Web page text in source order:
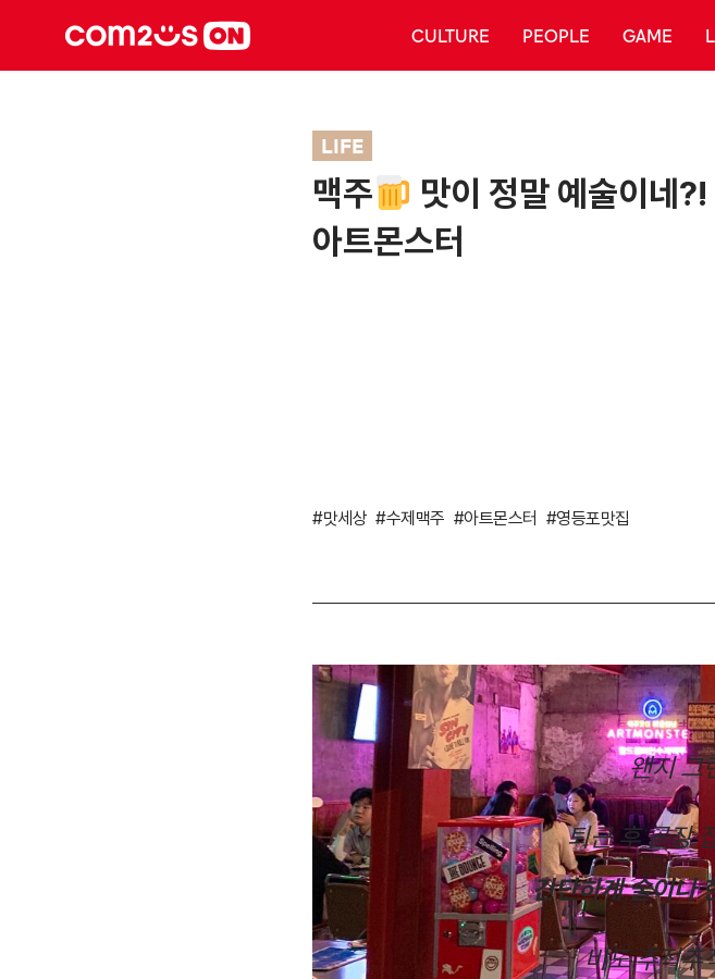
CULTURE PEOPLE GAME
LIFE
맥주
맛이 정말 예술이네?!
아트몬스터
#맛세상 #수제맥주 #아트몬스터 #영등포맛집
왠지 그
퇴근 후 곧장
간단하게 술이나
비도 추적추